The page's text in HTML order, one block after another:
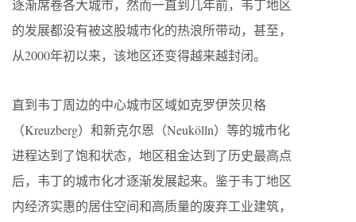
逐渐席卷各大城市，然而一直到几年前，韦丁地区
的发展都没有被这股城市化的热浪所带动，甚至，
从2000年初以来，该地区还变得越来越封闭。
直到韦丁周边的中心城市区域如克罗伊茨贝格
（Kreuzberg）和新克尔恩（Neukölln）等的城市化
进程达到了饱和状态，地区租金达到了历史最高点
后，韦丁的城市化才逐渐发展起来。鉴于韦丁地区
内经济实惠的居住空间和高质量的废弃工业建筑，